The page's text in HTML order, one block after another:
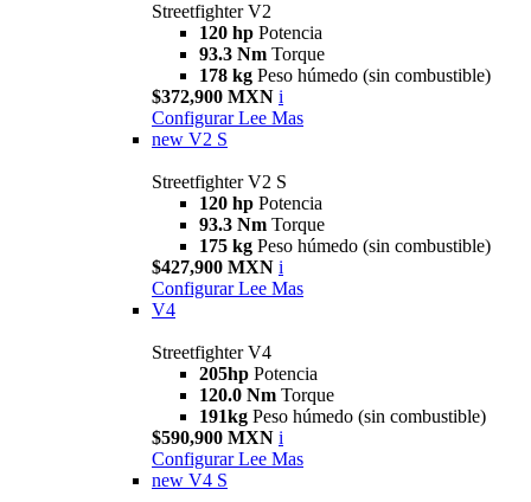
Streetfighter V2
120 hp Potencia
93.3 Nm Torque
178 kg Peso húmedo (sin combustible)
$372,900 MXN i
Configurar Lee Mas
new V2 S
Streetfighter V2 S
120 hp Potencia
93.3 Nm Torque
175 kg Peso húmedo (sin combustible)
$427,900 MXN i
Configurar Lee Mas
V4
Streetfighter V4
205hp Potencia
120.0 Nm Torque
191kg Peso húmedo (sin combustible)
$590,900 MXN i
Configurar Lee Mas
new V4 S